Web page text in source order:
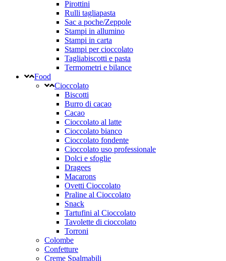
Pirottini
Rulli tagliapasta
Sac a poche/Zeppole
Stampi in allumino
Stampi in carta
Stampi per cioccolato
Tagliabiscotti e pasta
Termometri e bilance
Food
Cioccolato
Biscotti
Burro di cacao
Cacao
Cioccolato al latte
Cioccolato bianco
Cioccolato fondente
Cioccolato uso professionale
Dolci e sfoglie
Dragees
Macarons
Ovetti Cioccolato
Praline al Cioccolato
Snack
Tartufini al Cioccolato
Tavolette di cioccolato
Torroni
Colombe
Confetture
Creme Spalmabili